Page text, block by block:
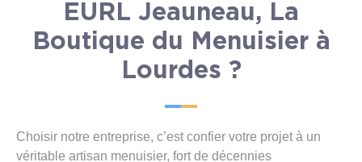
EURL Jeauneau, La
Boutique du Menuisier à
Lourdes ?
Choisir notre entreprise, c’est confier votre projet à un
véritable artisan menuisier, fort de décennies